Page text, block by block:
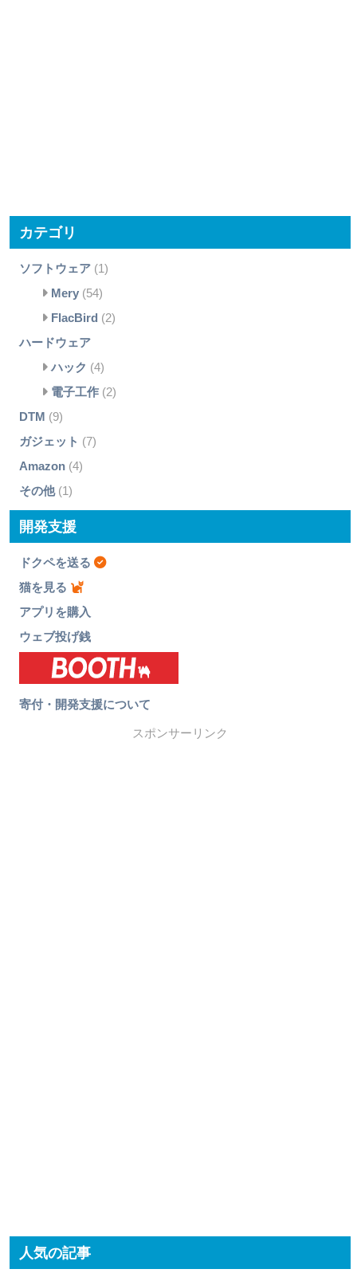
カテゴリ
ソフトウェア(1)
Mery(54)
FlacBird (2)
ハードウェア
ハック (4)
電子工作(2)
DTM (9)
ガジェット (7)
Amazon(4)
その他(1)
開発支援
ドクペを送る
猫を見る
アプリを購入
ウェブ投げ銭
寄付・開発支援について
スポンサーリンク
人気の記事